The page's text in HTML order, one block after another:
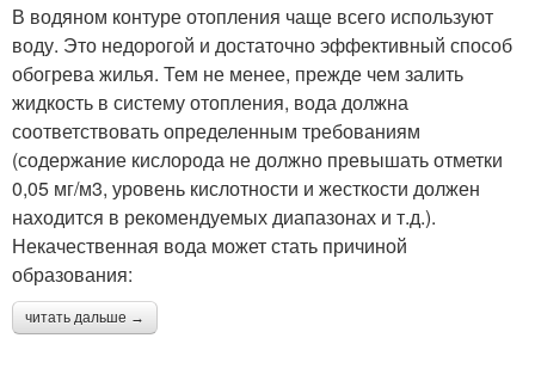
В водяном контуре отопления чаще всего используют
воду. Это недорогой и достаточно эффективный способ
обогрева жилья. Тем не менее, прежде чем залить
жидкость в систему отопления, вода должна
соответствовать определенным требованиям
(содержание кислорода не должно превышать отметки
0,05 мг/м3, уровень кислотности и жесткости должен
находится в рекомендуемых диапазонах и т.д.).
Некачественная вода может стать причиной
образования:
читать дальше →